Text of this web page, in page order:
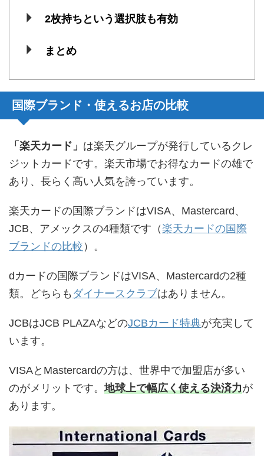
2枚持ちという選択肢も有効
まとめ
国際ブランド・使えるお店の比較
「楽天カード」 は楽天グループが発行しているクレ
ジットカードです。楽天市場でお得なカードの雄で
あり、長らく高い人気を誇っています。
楽天カードの国際ブランドはVISA、Mastercard、
JCB、アメックスの4種類です（楽天カードの国際
ブランドの比較 ）。
dカードの国際ブランドはVISA、Mastercardの2種
類。どちらも ダイナースクラブはありません。
JCBはJCB PLAZAなどのJCBカード特典が充実して
います。
VISAとMastercardの方は、世界中で加盟店が多い
のがメリットです。地球上で幅広く使える決済力が
あります。